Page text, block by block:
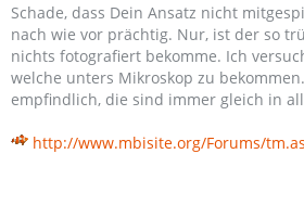
Schade, dass Dein Ansatz nicht
nach wie vor prächtig. Nur, ist der so
nichts fotografiert bekomme. Ich
welche unters Mikroskop zu
empfindlich, die sind immer gleich in
http://www.mbisite.org/Forums/